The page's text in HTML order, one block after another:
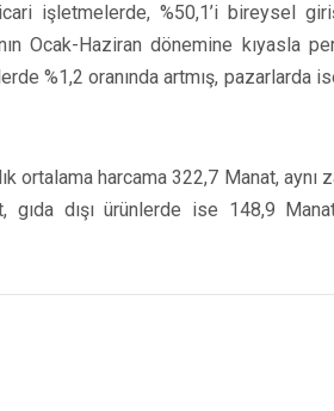
işletmelerde, %50,1’i bireysel
Ocak-Haziran dönemine kıyasla
%1,2 oranında artmış, pazarlarda
ortalama harcama 322,7 Manat, aynı
dışı ürünlerde ise 148,9